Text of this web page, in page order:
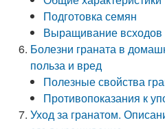
Подготовка семян
Выращивание всходов
Болезни граната в
польза и вред
Полезные свойства
Противопоказания к
Уход за гранатом.